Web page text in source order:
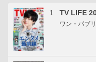
1 TV LIFE
ワン・パブ